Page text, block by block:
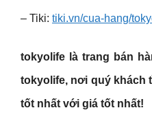
– Tiki: tiki.vn/cua-hang/
tokyolife là trang bán
tokyolife, nơi quý khách
tốt nhất với giá tốt nhất!